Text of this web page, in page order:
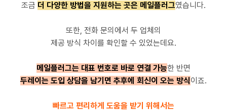
조금 더 다양한 방법을 지원하는 곳은 메일플러그였습니다.
또한, 전화 문의에서 두 업체의
제공 방식 차이를 확인할 수 있었는데요.
메일플러그는 대표 번호로 바로 연결 가능한 반면
두레이는 도입 상담을 남기면 추후에 회신이 오는 방식이죠.
빠르고 편리하게 도움을 받기 위해서는